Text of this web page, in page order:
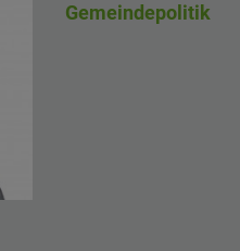
Gemeindepolitik